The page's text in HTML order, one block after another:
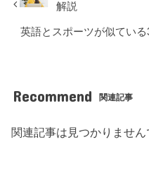
解説
英語とスポーツが似てい
Recommend 関連記事
関連記事は見つかりません